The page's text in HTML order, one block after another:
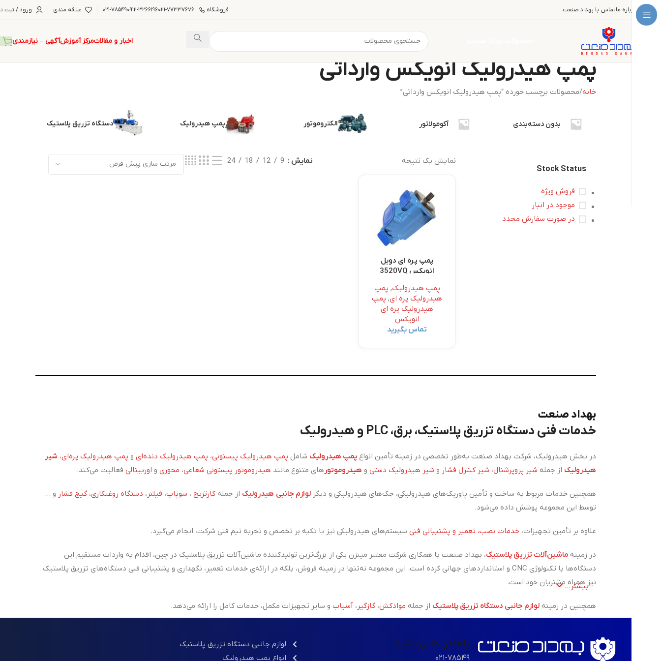
درباره ماتماس با بهداد صنعت فروشگاه ۰۲۱-۷۷۳۳۷۶۷۶۰۹۱۲-۳۲۶۶۱۹۶۰۲۱-۷۸۵۴۹ علاقه مندی ورود / ثبت
اخبار و مقالاتمرکز آموزشآگهی – نیازمندی
پمپ هیدرولیک انویکس وارداتی
خانه محصولات برچسب خورده “پمپ هیدرولیک انویکس وارداتی”
بدون دسته‌بندی آکومولاتور الکتروموتور پمپ هیدرولیک دستگاه تزریق پلاستیک
Stock Status
فروش ویژه
موجود در انبار
در صورت سفارش مجدد
نمایش یک نتیجه نمایش 9
12
18
24
پمپ پره ای دوبل
انویکس 3520VQ
پمپ هیدرولیک, پمپ
هیدرولیک پره ای, پمپ
هیدرولیک پره ای
انویکس
تماس بگیرید
بهداد صنعت
خدمات فنی دستگاه تزریق پلاستیک، برق، PLC و هیدرولیک
در بخش هیدرولیک، شرکت بهداد صنعت به‌طور تخصصی در زمینه تأمین انواع پمپ هیدرولیک شامل پمپ هیدرولیک پیستونی، پمپ هیدرولیک دنده‌ای و پمپ هیدرولیک پره‌ای، شیر
هیدرولیک از جمله شیر پروپرشنال، شیر کنترل فشار و شیر هیدرولیک دستی و هیدروموتور های متنوع مانند هیدروموتور پیستونی شعاعی، محوری و اوربیتالی فعالیت می‌کند.
همچنین خدمات مربوط به ساخت و تأمین پاورپک‌های هیدرولیکی، جک‌های هیدرولیکی و دیگر لوازم جانبی هیدرولیک از جمله کارتریج ، سوپاپ، فیلتر ، دستگاه روغنکاری، گیج فشار و ...
توسط این مجموعه پوشش داده می‌شود.
علاوه بر تأمین تجهیزات، خدمات نصب، تعمیر و پشتیبانی فنی سیستم‌های هیدرولیکی نیز با تکیه بر تخصص و تجربه تیم فنی شرکت، انجام می‌گیرد.
در زمینه ماشین‌آلات تزریق پلاستیک، بهداد صنعت با همکاری شرکت معتبر مینزن یکی از بزرگ‌ترین تولیدکننده ماشین‌آلات تزریق پلاستیک در چین، اقدام به واردات مستقیم این
دستگاه‌ها با تکنولوژی CNC و استانداردهای جهانی کرده است. این مجموعه نه‌تنها در زمینه فروش، بلکه در ارائه‌ی خدمات تعمیر، نگهداری و پشتیبانی فنی دستگاه‌های تزریق پلاستیک
نیز همراه مشتریان خود است.
همچنین در زمینه لوازم جانبی دستگاه تزریق پلاستیک از جمله موادکش، گازگیر ، آسیاب و سایر تجهیزات مکمل، خدمات کامل را ارائه می‌دهد.
بیشتر...
با ما در تماس باشید
۰۲۱-۷۸۵۴۹
لوازم جانبی دستگاه تزریق پلاستیک
انواع پمپ هیدرولیک